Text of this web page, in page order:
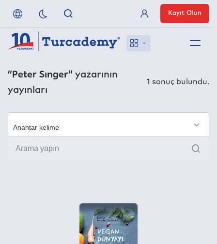
Referanslarımız
Uzaktan Erişim
Nasıl Erişirim
Üye Girişi
Kayıt Olun
“Peter Sınger” yazarının
yayınları
1 sonuç bulundu.
Ara